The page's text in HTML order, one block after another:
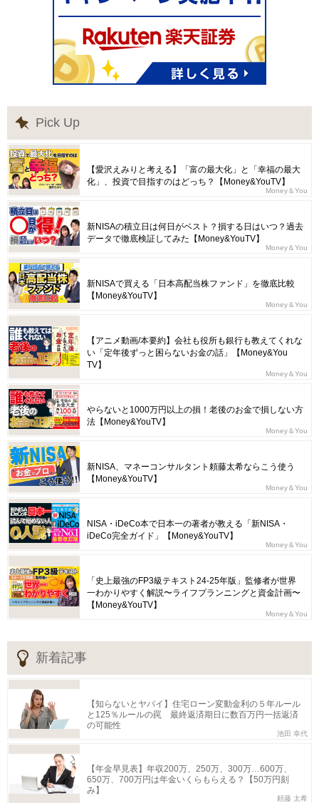
Pick Up
【愛沢えみりと考える】「富の最大化」と「幸福の最大
化」、投資で目指すのはどっち？【Money&YouTV】
Money＆You
新NISAの積立日は何日がベスト？損する日はいつ？過去
データで徹底検証してみた【Money&YouTV】
Money＆You
新NISAで買える「日本高配当株ファンド」を徹底比較
【Money&YouTV】
Money＆You
【アニメ動画/本要約】会社も役所も銀行も教えてくれな
い「定年後ずっと困らないお金の話」【Money&You
TV】
Money＆You
やらないと1000万円以上の損！老後のお金で損しない方
法【Money&YouTV】
Money＆You
新NISA、マネーコンサルタント頼藤太希ならこう使う
【Money&YouTV】
Money＆You
NISA・iDeCo本で日本一の著者が教える「新NISA・
iDeCo完全ガイド」【Money&YouTV】
Money＆You
「史上最強のFP3級テキスト24-25年版」監修者が世界
一わかりやすく解説〜ライフプランニングと資金計画〜
【Money&YouTV】
Money＆You
新着記事
【知らないとヤバイ】住宅ローン変動金利の５年ルール
と125％ルールの罠 最終返済期日に数百万円一括返済
の可能性
池田 幸代
【年金早見表】年収200万、250万、300万…600万、
650万、700万円は年金いくらもらえる？【50万円刻
み】
頼藤 太希